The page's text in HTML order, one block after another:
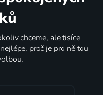
chceme, ale tisíce
proč je pro ně tou